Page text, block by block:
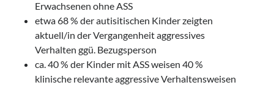
Erwachsenen ohne ASS
etwa 68 % der autisitischen Kinder zeigten
aktuell/in der Vergangenheit aggressives
Verhalten ggü. Bezugsperson
ca. 40 % der Kinder mit ASS weisen 40 %
klinische relevante aggressive Verhaltensweisen